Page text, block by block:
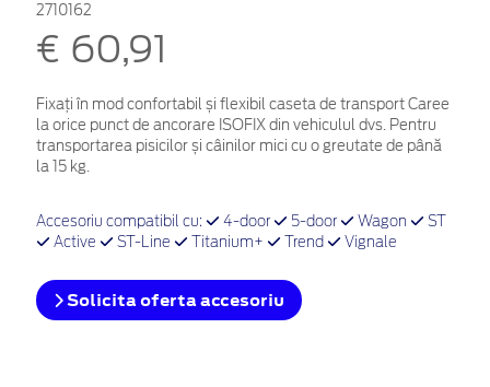
2710162
€ 60,91
Fixați în mod confortabil și flexibil caseta de transport Caree
la orice punct de ancorare ISOFIX din vehiculul dvs. Pentru
transportarea pisicilor și câinilor mici cu o greutate de până
la 15 kg.
Accesoriu compatibil cu: 4-door 5-door Wagon
ST
Active
ST-Line Titanium+ Trend Vignale
Solicita oferta accesoriu